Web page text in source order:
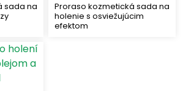
sada na
Proraso kozmetická sada na
holenie s osviežujúcim
efektom